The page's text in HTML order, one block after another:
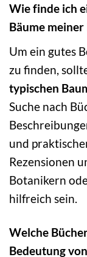
Wie finde ich
Bäume meiner
Um ein gutes
zu finden,
typischen
Suche nach
und
Rezensionen
Botanikern
hilfreich sein.
Welche
Bedeutung